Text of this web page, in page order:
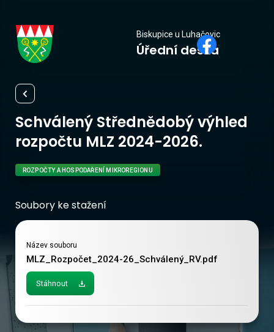
Biskupice u Luhačovic
Úřední deska
Schválený Střednědobý výhled
rozpočtu MLZ 2024-2026.
ROZPOČTY A HOSPODAŘENÍ MIKROREGIONU
Soubory ke stažení
Název souboru
MLZ_Rozpočet_2024-26_Schválený_RV.pdf
Stáhnout